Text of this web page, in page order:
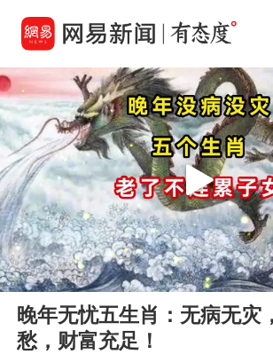
00:00
Play
晚年无忧五生肖：无病无灾
愁，财富充足！